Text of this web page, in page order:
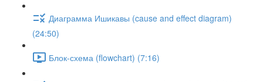
Диаграмма Ишикавы (cause and effect diagram)
(24:50)
Блок-схема (flowchart) (7:16)